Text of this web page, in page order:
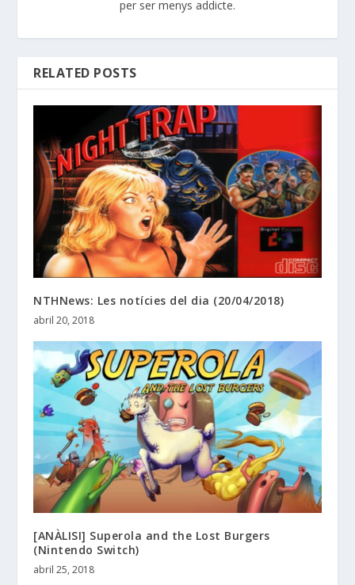
per ser menys addicte.
RELATED POSTS
NTHNews: Les notícies del dia (20/04/2018)
abril 20, 2018
[ANÀLISI] Superola and the Lost Burgers
(Nintendo Switch)
abril 25, 2018